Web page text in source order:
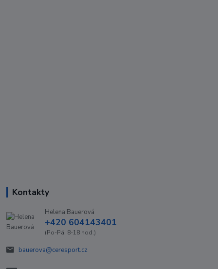
Kontakty
Helena Bauerová
+420 604143401
(Po-Pá, 8-18 hod.)
bauerova@ceresport.cz